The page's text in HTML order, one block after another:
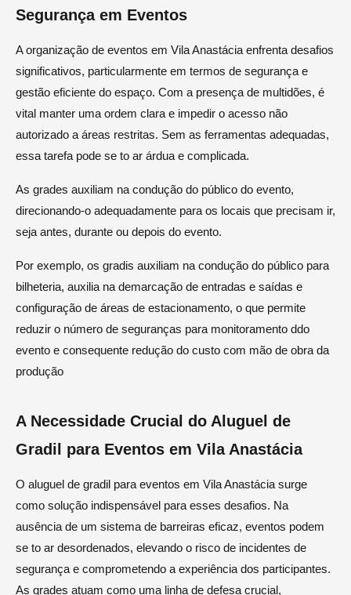
Segurança em Eventos
A organização de eventos em Vila Anastácia enfrenta desafios
significativos, particularmente em termos de segurança e
gestão eficiente do espaço. Com a presença de multidões, é
vital manter uma ordem clara e impedir o acesso não
autorizado a áreas restritas. Sem as ferramentas adequadas,
essa tarefa pode se to ar árdua e complicada.
As grades auxiliam na condução do público do evento,
direcionando-o adequadamente para os locais que precisam ir,
seja antes, durante ou depois do evento.
Por exemplo, os gradis auxiliam na condução do público para
bilheteria, auxilia na demarcação de entradas e saídas e
configuração de áreas de estacionamento, o que permite
reduzir o número de seguranças para monitoramento ddo
evento e consequente redução do custo com mão de obra da
produção
A Necessidade Crucial do Aluguel de
Gradil para Eventos em Vila Anastácia
O aluguel de gradil para eventos em Vila Anastácia surge
como solução indispensável para esses desafios. Na
ausência de um sistema de barreiras eficaz, eventos podem
se to ar desordenados, elevando o risco de incidentes de
segurança e comprometendo a experiência dos participantes.
As grades atuam como uma linha de defesa crucial,